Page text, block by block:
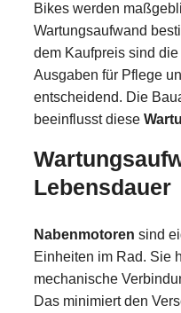
Bikes werden
Wartungsaufwand
dem Kaufpreis sind
Ausgaben für Pflege
entscheidend. Die
beeinflusst diese
Lebensdauer
Nabenmotoren sind
Einheiten im Rad. Sie
mechanische
Das minimiert den